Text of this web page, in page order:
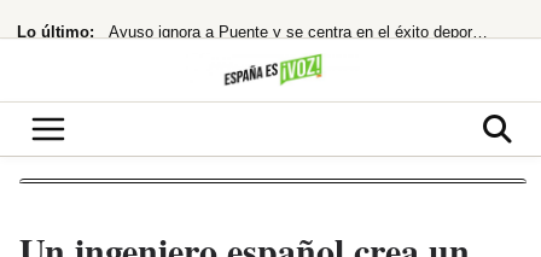
al Lo último: Ayuso ignora a Puente y se centra en el éxito deportivo: la estrategia
¡BOMBAZO! El Senado confirma a Todd Blanche, abogado de Trump, como Fiscal